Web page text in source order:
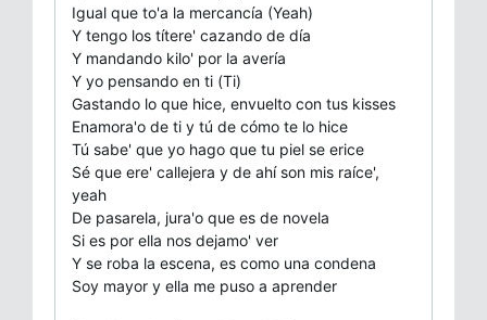
Igual que to'a la mercancía (Yeah)
Y tengo los títere' cazando de día
Y mandando kilo' por la avería
Y yo pensando en ti (Ti)
Gastando lo que hice, envuelto con tus kisses
Enamora'o de ti y tú de cómo te lo hice
Tú sabe' que yo hago que tu piel se erice
Sé que ere' callejera y de ahí son mis raíce',
yeah
De pasarela, jura'o que es de novela
Si es por ella nos dejamo' ver
Y se roba la escena, es como una condena
Soy mayor y ella me puso a aprender